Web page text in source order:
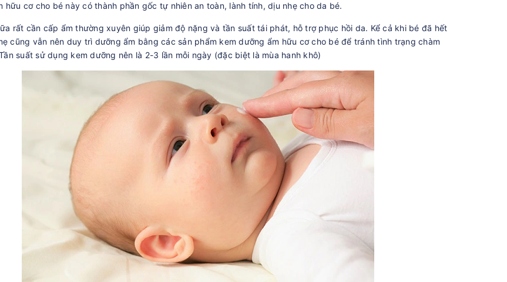
hữu cơ cho bé này có thành phần gốc tự nhiên an toàn, lành tính, dịu nhẹ cho da bé.
rất cần cấp ẩm thường xuyên giúp giảm độ nặng và tần suất tái phát, hỗ trợ phục hồi da. Kể cả khi bé đã hết
cũng vẫn nên duy trì dưỡng ẩm bằng các sản phẩm kem dưỡng ẩm hữu cơ cho bé để tránh tình trạng chàm
suất sử dụng kem dưỡng nên là 2-3 lần mỗi ngày (đặc biệt là mùa hanh khô)